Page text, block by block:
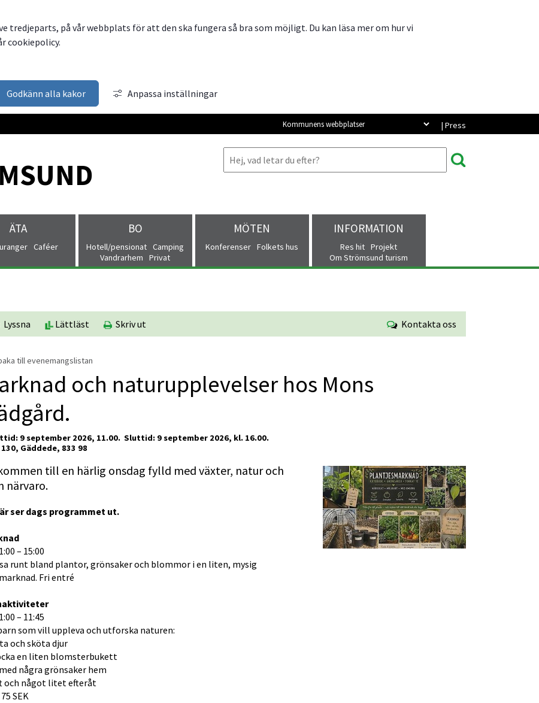
tredjeparts, på vår webbplats för att den ska fungera så bra som möjligt. Du kan läsa mer om hur vi
cookiepolicy.
Godkänn alla kakor Anpassa inställningar
| Press
Kommunens webbplatser
ÄTA
Caféer
BO
Hotell/pensionat Camping
Vandrarhem
Privat
MÖTEN
Konferenser Folkets hus
INFORMATION
Res hit Projekt
Om Strömsund turism
Lyssna Lättläst Skriv ut Kontakta oss
till evenemangslistan
och naturupplevelser hos Mons
9 september 2026, 11.00. Sluttid: 9 september 2026, kl. 16.00.
130, Gäddede, 833 98
till en härlig onsdag fylld med växter, natur och
närvaro.
ser dags programmet ut.
– 15:00
runt bland plantor, grönsaker och blommor i en liten, mysig
Fri entré
– 11:45
som vill uppleva och utforska naturen:
och sköta djur
en liten blomsterbukett
några grönsaker hem
och något litet efteråt
SEK
Förstora bilden